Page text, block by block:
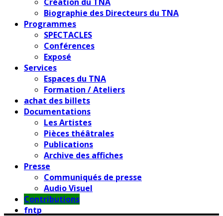
Biographie des Directeurs du TNA
Programmes
SPECTACLES
Conférences
Exposé
Services
Espaces du TNA
Formation / Ateliers
achat des billets
Documentations
Les Artistes
Pièces théâtrales
Publications
Archive des affiches
Presse
Communiqués de presse
Audio Visuel
Contributions
fntp